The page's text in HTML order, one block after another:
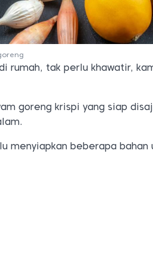
rumah, tak perlu khawatir,
goreng krispi yang siap
menyiapkan beberapa bahan